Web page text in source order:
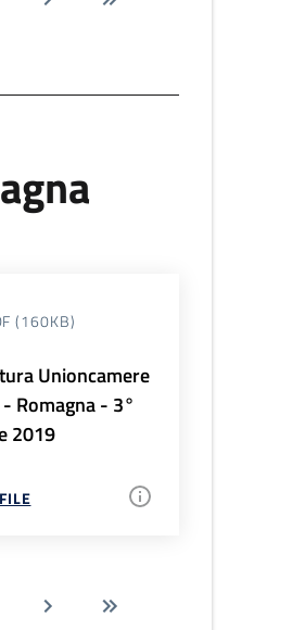
(160KB)
Unioncamere
Romagna - 3°
2019